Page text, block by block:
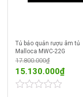
Tủ bảo quản rượu âm tủ
Malloca MWC-22G
17.800.000₫
15.130.000₫